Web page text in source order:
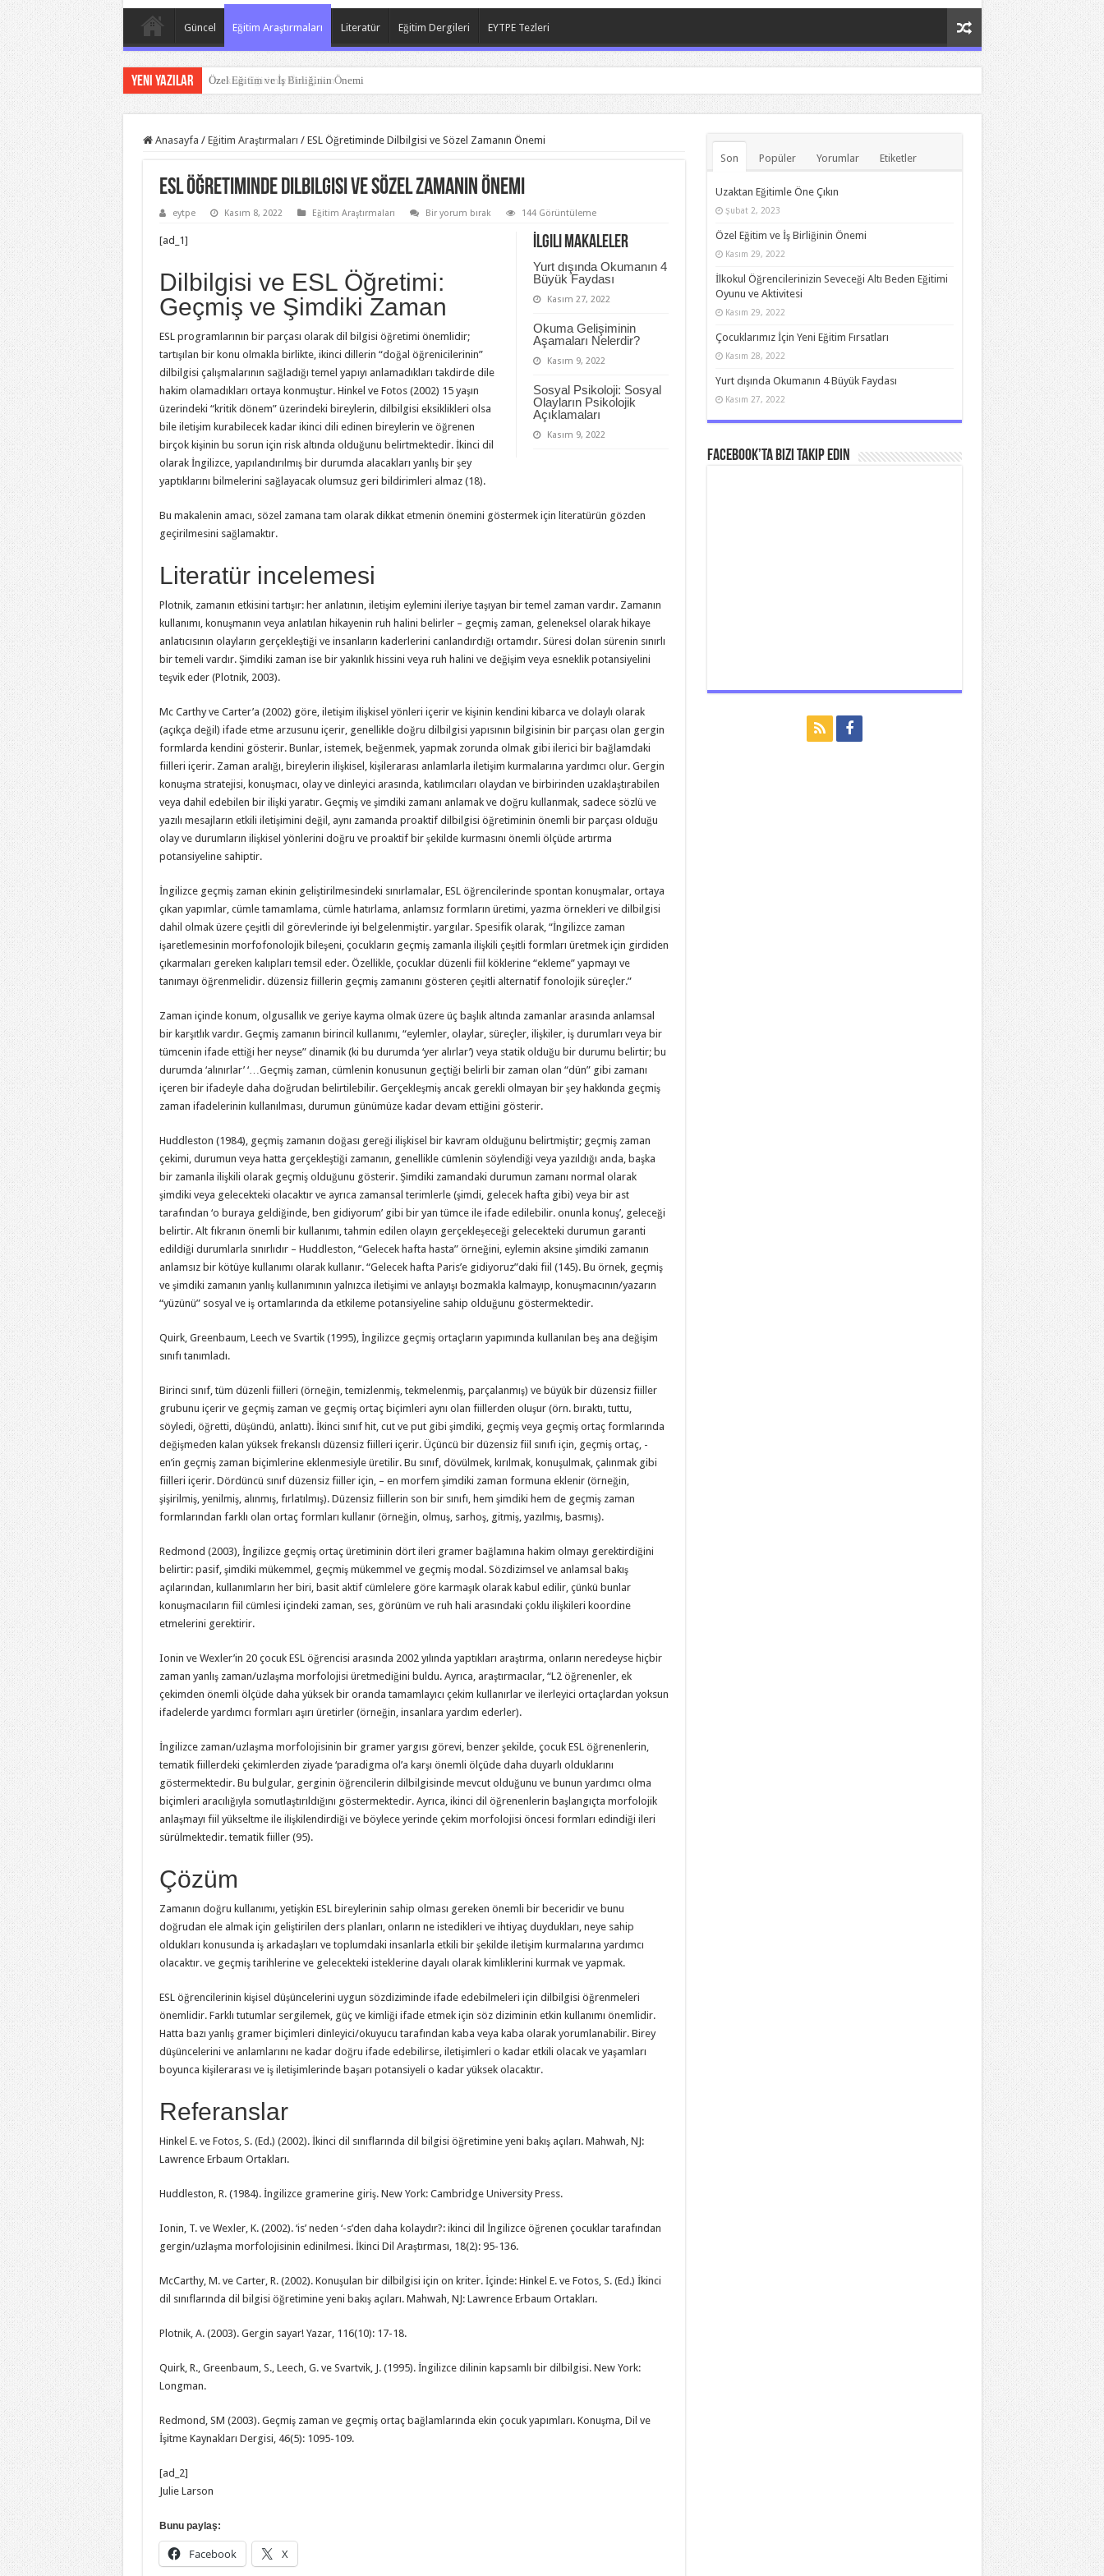
Güncel Eğitim Araştırmaları Literatür Eğitim Dergileri EYTPE Tezleri
Yeni Yazılar Özel Eğitim ve İş Birliğinin Önemi
Anasayfa / Eğitim Araştırmaları / ESL Öğretiminde Dilbilgisi ve Sözel Zamanın Önemi
ESL Öğretiminde Dilbilgisi ve Sözel Zamanın Önemi
eytpe Kasım 8, 2022 Eğitim Araştırmaları Bir yorum bırak 144 Görüntüleme
İlgili Makaleler
Yurt dışında Okumanın 4
Büyük Faydası
Kasım 27, 2022
Okuma Gelişiminin
Aşamaları Nelerdir?
Kasım 9, 2022
Sosyal Psikoloji: Sosyal
Olayların Psikolojik
Açıklamaları
Kasım 9, 2022
[ad_1]
Dilbilgisi ve ESL Öğretimi:
Geçmiş ve Şimdiki Zaman
ESL programlarının bir parçası olarak dil bilgisi öğretimi önemlidir;
tartışılan bir konu olmakla birlikte, ikinci dillerin “doğal öğrenicilerinin”
dilbilgisi çalışmalarının sağladığı temel yapıyı anlamadıkları takdirde dile
hakim olamadıkları ortaya konmuştur. Hinkel ve Fotos (2002) 15 yaşın
üzerindeki “kritik dönem” üzerindeki bireylerin, dilbilgisi eksiklikleri olsa
bile iletişim kurabilecek kadar ikinci dili edinen bireylerin ve öğrenen
birçok kişinin bu sorun için risk altında olduğunu belirtmektedir. İkinci dil
olarak İngilizce, yapılandırılmış bir durumda alacakları yanlış bir şey
yaptıklarını bilmelerini sağlayacak olumsuz geri bildirimleri almaz (18).
Bu makalenin amacı, sözel zamana tam olarak dikkat etmenin önemini göstermek için literatürün gözden
geçirilmesini sağlamaktır.
Literatür incelemesi
Plotnik, zamanın etkisini tartışır: her anlatının, iletişim eylemini ileriye taşıyan bir temel zaman vardır. Zamanın
kullanımı, konuşmanın veya anlatılan hikayenin ruh halini belirler – geçmiş zaman, geleneksel olarak hikaye
anlatıcısının olayların gerçekleştiği ve insanların kaderlerini canlandırdığı ortamdır. Süresi dolan sürenin sınırlı
bir temeli vardır. Şimdiki zaman ise bir yakınlık hissini veya ruh halini ve değişim veya esneklik potansiyelini
teşvik eder (Plotnik, 2003).
Mc Carthy ve Carter’a (2002) göre, iletişim ilişkisel yönleri içerir ve kişinin kendini kibarca ve dolaylı olarak
(açıkça değil) ifade etme arzusunu içerir, genellikle doğru dilbilgisi yapısının bilgisinin bir parçası olan gergin
formlarda kendini gösterir. Bunlar, istemek, beğenmek, yapmak zorunda olmak gibi ilerici bir bağlamdaki
fiilleri içerir. Zaman aralığı, bireylerin ilişkisel, kişilerarası anlamlarla iletişim kurmalarına yardımcı olur. Gergin
konuşma stratejisi, konuşmacı, olay ve dinleyici arasında, katılımcıları olaydan ve birbirinden uzaklaştırabilen
veya dahil edebilen bir ilişki yaratır. Geçmiş ve şimdiki zamanı anlamak ve doğru kullanmak, sadece sözlü ve
yazılı mesajların etkili iletişimini değil, aynı zamanda proaktif dilbilgisi öğretiminin önemli bir parçası olduğu
olay ve durumların ilişkisel yönlerini doğru ve proaktif bir şekilde kurmasını önemli ölçüde artırma
potansiyeline sahiptir.
İngilizce geçmiş zaman ekinin geliştirilmesindeki sınırlamalar, ESL öğrencilerinde spontan konuşmalar, ortaya
çıkan yapımlar, cümle tamamlama, cümle hatırlama, anlamsız formların üretimi, yazma örnekleri ve dilbilgisi
dahil olmak üzere çeşitli dil görevlerinde iyi belgelenmiştir. yargılar. Spesifik olarak, “İngilizce zaman
işaretlemesinin morfofonolojik bileşeni, çocukların geçmiş zamanla ilişkili çeşitli formları üretmek için girdiden
çıkarmaları gereken kalıpları temsil eder. Özellikle, çocuklar düzenli fiil köklerine “ekleme” yapmayı ve
tanımayı öğrenmelidir. düzensiz fiillerin geçmiş zamanını gösteren çeşitli alternatif fonolojik süreçler.”
Zaman içinde konum, olgusallık ve geriye kayma olmak üzere üç başlık altında zamanlar arasında anlamsal
bir karşıtlık vardır. Geçmiş zamanın birincil kullanımı, “eylemler, olaylar, süreçler, ilişkiler, iş durumları veya bir
tümcenin ifade ettiği her neyse” dinamik (ki bu durumda ‘yer alırlar’) veya statik olduğu bir durumu belirtir; bu
durumda ‘alınırlar’ ‘…Geçmiş zaman, cümlenin konusunun geçtiği belirli bir zaman olan “dün” gibi zamanı
içeren bir ifadeyle daha doğrudan belirtilebilir. Gerçekleşmiş ancak gerekli olmayan bir şey hakkında geçmiş
zaman ifadelerinin kullanılması, durumun günümüze kadar devam ettiğini gösterir.
Huddleston (1984), geçmiş zamanın doğası gereği ilişkisel bir kavram olduğunu belirtmiştir; geçmiş zaman
çekimi, durumun veya hatta gerçekleştiği zamanın, genellikle cümlenin söylendiği veya yazıldığı anda, başka
bir zamanla ilişkili olarak geçmiş olduğunu gösterir. Şimdiki zamandaki durumun zamanı normal olarak
şimdiki veya gelecekteki olacaktır ve ayrıca zamansal terimlerle (şimdi, gelecek hafta gibi) veya bir ast
tarafından ‘o buraya geldiğinde, ben gidiyorum’ gibi bir yan tümce ile ifade edilebilir. onunla konuş’, geleceği
belirtir. Alt fıkranın önemli bir kullanımı, tahmin edilen olayın gerçekleşeceği gelecekteki durumun garanti
edildiği durumlarla sınırlıdır – Huddleston, “Gelecek hafta hasta” örneğini, eylemin aksine şimdiki zamanın
anlamsız bir kötüye kullanımı olarak kullanır. “Gelecek hafta Paris’e gidiyoruz”daki fiil (145). Bu örnek, geçmiş
ve şimdiki zamanın yanlış kullanımının yalnızca iletişimi ve anlayışı bozmakla kalmayıp, konuşmacının/yazarın
“yüzünü” sosyal ve iş ortamlarında da etkileme potansiyeline sahip olduğunu göstermektedir.
Quirk, Greenbaum, Leech ve Svartik (1995), İngilizce geçmiş ortaçların yapımında kullanılan beş ana değişim
sınıfı tanımladı.
Birinci sınıf, tüm düzenli fiilleri (örneğin, temizlenmiş, tekmelenmiş, parçalanmış) ve büyük bir düzensiz fiiller
grubunu içerir ve geçmiş zaman ve geçmiş ortaç biçimleri aynı olan fiillerden oluşur (örn. bıraktı, tuttu,
söyledi, öğretti, düşündü, anlattı). İkinci sınıf hit, cut ve put gibi şimdiki, geçmiş veya geçmiş ortaç formlarında
değişmeden kalan yüksek frekanslı düzensiz fiilleri içerir. Üçüncü bir düzensiz fiil sınıfı için, geçmiş ortaç, -
en’in geçmiş zaman biçimlerine eklenmesiyle üretilir. Bu sınıf, dövülmek, kırılmak, konuşulmak, çalınmak gibi
fiilleri içerir. Dördüncü sınıf düzensiz fiiller için, – en morfem şimdiki zaman formuna eklenir (örneğin,
şişirilmiş, yenilmiş, alınmış, fırlatılmış). Düzensiz fiillerin son bir sınıfı, hem şimdiki hem de geçmiş zaman
formlarından farklı olan ortaç formları kullanır (örneğin, olmuş, sarhoş, gitmiş, yazılmış, basmış).
Redmond (2003), İngilizce geçmiş ortaç üretiminin dört ileri gramer bağlamına hakim olmayı gerektirdiğini
belirtir: pasif, şimdiki mükemmel, geçmiş mükemmel ve geçmiş modal. Sözdizimsel ve anlamsal bakış
açılarından, kullanımların her biri, basit aktif cümlelere göre karmaşık olarak kabul edilir, çünkü bunlar
konuşmacıların fiil cümlesi içindeki zaman, ses, görünüm ve ruh hali arasındaki çoklu ilişkileri koordine
etmelerini gerektirir.
Ionin ve Wexler’in 20 çocuk ESL öğrencisi arasında 2002 yılında yaptıkları araştırma, onların neredeyse hiçbir
zaman yanlış zaman/uzlaşma morfolojisi üretmediğini buldu. Ayrıca, araştırmacılar, “L2 öğrenenler, ek
çekimden önemli ölçüde daha yüksek bir oranda tamamlayıcı çekim kullanırlar ve ilerleyici ortaçlardan yoksun
ifadelerde yardımcı formları aşırı üretirler (örneğin, insanlara yardım ederler).
İngilizce zaman/uzlaşma morfolojisinin bir gramer yargısı görevi, benzer şekilde, çocuk ESL öğrenenlerin,
tematik fiillerdeki çekimlerden ziyade ‘paradigma ol’a karşı önemli ölçüde daha duyarlı olduklarını
göstermektedir. Bu bulgular, gerginin öğrencilerin dilbilgisinde mevcut olduğunu ve bunun yardımcı olma
biçimleri aracılığıyla somutlaştırıldığını göstermektedir. Ayrıca, ikinci dil öğrenenlerin başlangıçta morfolojik
anlaşmayı fiil yükseltme ile ilişkilendirdiği ve böylece yerinde çekim morfolojisi öncesi formları edindiği ileri
sürülmektedir. tematik fiiller (95).
Çözüm
Zamanın doğru kullanımı, yetişkin ESL bireylerinin sahip olması gereken önemli bir beceridir ve bunu
doğrudan ele almak için geliştirilen ders planları, onların ne istedikleri ve ihtiyaç duydukları, neye sahip
oldukları konusunda iş arkadaşları ve toplumdaki insanlarla etkili bir şekilde iletişim kurmalarına yardımcı
olacaktır. ve geçmiş tarihlerine ve gelecekteki isteklerine dayalı olarak kimliklerini kurmak ve yapmak.
ESL öğrencilerinin kişisel düşüncelerini uygun sözdiziminde ifade edebilmeleri için dilbilgisi öğrenmeleri
önemlidir. Farklı tutumlar sergilemek, güç ve kimliği ifade etmek için söz diziminin etkin kullanımı önemlidir.
Hatta bazı yanlış gramer biçimleri dinleyici/okuyucu tarafından kaba veya kaba olarak yorumlanabilir. Birey
düşüncelerini ve anlamlarını ne kadar doğru ifade edebilirse, iletişimleri o kadar etkili olacak ve yaşamları
boyunca kişilerarası ve iş iletişimlerinde başarı potansiyeli o kadar yüksek olacaktır.
Referanslar
Hinkel E. ve Fotos, S. (Ed.) (2002). İkinci dil sınıflarında dil bilgisi öğretimine yeni bakış açıları. Mahwah, NJ:
Lawrence Erbaum Ortakları.
Huddleston, R. (1984). İngilizce gramerine giriş. New York: Cambridge University Press.
Ionin, T. ve Wexler, K. (2002). ‘is’ neden ‘-s’den daha kolaydır?: ikinci dil İngilizce öğrenen çocuklar tarafından
gergin/uzlaşma morfolojisinin edinilmesi. İkinci Dil Araştırması, 18(2): 95-136.
McCarthy, M. ve Carter, R. (2002). Konuşulan bir dilbilgisi için on kriter. İçinde: Hinkel E. ve Fotos, S. (Ed.) İkinci
dil sınıflarında dil bilgisi öğretimine yeni bakış açıları. Mahwah, NJ: Lawrence Erbaum Ortakları.
Plotnik, A. (2003). Gergin sayar! Yazar, 116(10): 17-18.
Quirk, R., Greenbaum, S., Leech, G. ve Svartvik, J. (1995). İngilizce dilinin kapsamlı bir dilbilgisi. New York:
Longman.
Redmond, SM (2003). Geçmiş zaman ve geçmiş ortaç bağlamlarında ekin çocuk yapımları. Konuşma, Dil ve
İşitme Kaynakları Dergisi, 46(5): 1095-109.
[ad_2]
Julie Larson
Bunu paylaş:
Facebook X
Son Popüler Yorumlar Etiketler
Uzaktan Eğitimle Öne Çıkın
Şubat 2, 2023
Özel Eğitim ve İş Birliğinin Önemi
Kasım 29, 2022
İlkokul Öğrencilerinizin Seveceği Altı Beden Eğitimi
Oyunu ve Aktivitesi
Kasım 29, 2022
Çocuklarımız İçin Yeni Eğitim Fırsatları
Kasım 28, 2022
Yurt dışında Okumanın 4 Büyük Faydası
Kasım 27, 2022
Facebook’ta bizi takip edin